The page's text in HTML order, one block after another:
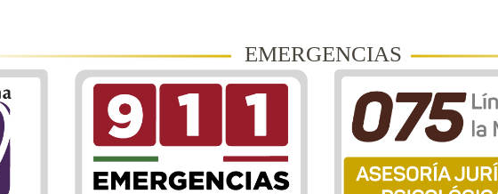
EMERGENCIAS